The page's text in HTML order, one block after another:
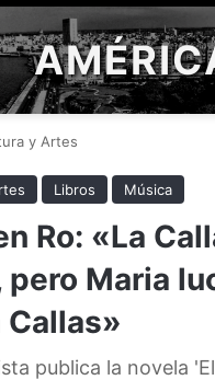
y Artes
Libros Música
Ro: «La
pero Maria
Callas»
publica la novela